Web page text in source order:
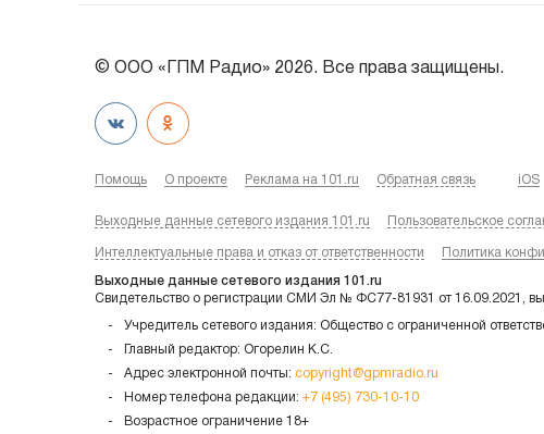
© ООО «ГПМ Радио» 2026. Все права защищены.
Помощь О проекте Реклама на 101.ru Обратная связь iOS
Выходные данные сетевого издания 101.ru Пользовательское
Интеллектуальные права и отказ от ответственности Политика
Выходные данные сетевого издания 101.ru
Свидетельство о регистрации СМИ Эл № ФС77-81931 от 16.09.2021,
Учредитель сетевого издания: Общество с ограниченной
Главный редактор: Огорелин К.С.
Адрес электронной почты: copyright@gpmradio.ru
Номер телефона редакции: +7 (495) 730-10-10
Возрастное ограничение 18+